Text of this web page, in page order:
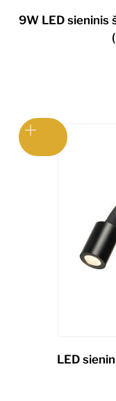
9W LED sieninis
LED